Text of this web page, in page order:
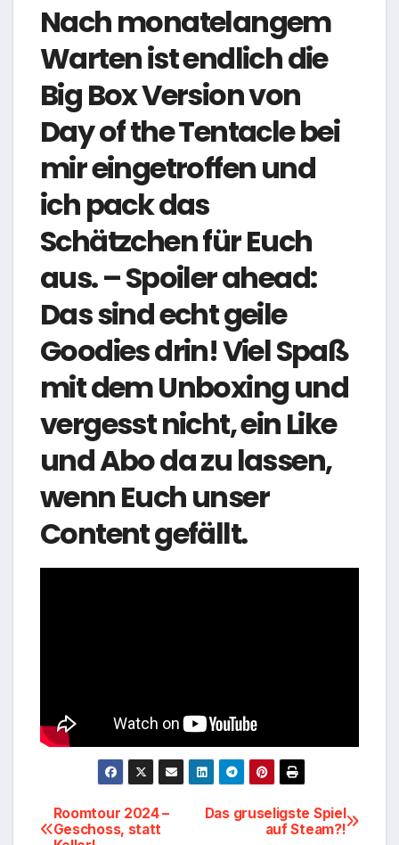
Nach monatelangem
Warten ist endlich die
Big Box Version von
Day of the Tentacle bei
mir eingetroffen und
ich pack das
Schätzchen für Euch
aus. – Spoiler ahead:
Das sind echt geile
Goodies drin! Viel Spaß
mit dem Unboxing und
vergesst nicht, ein Like
und Abo da zu lassen,
wenn Euch unser
Content gefällt.
Beitragsnavigation
Das gruseligste Spiel
auf Steam?!
Roomtour 2024 –
Geschoss, statt